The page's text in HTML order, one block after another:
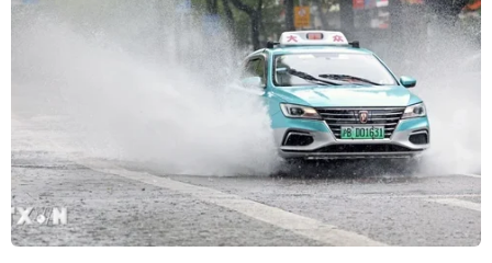
Apple có thể phải tăng giá bán sản phẩm